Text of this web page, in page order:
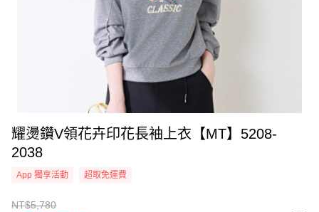
耀燙鑽V領花卉印花長袖上衣【MT】5208-
2038
App 獨享活動 超取免運費
NT$5,780